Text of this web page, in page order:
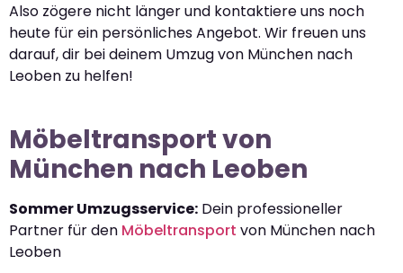
Also zögere nicht länger und kontaktiere uns noch
heute für ein persönliches Angebot. Wir freuen uns
darauf, dir bei deinem Umzug von München nach
Leoben zu helfen!
Möbeltransport von
München nach Leoben
Sommer Umzugsservice: Dein professioneller
Partner für den Möbeltransport von München nach
Leoben